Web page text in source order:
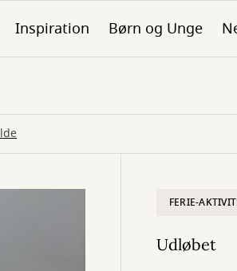
Inspiration Børn og Unge
FERIE-
Udløbet